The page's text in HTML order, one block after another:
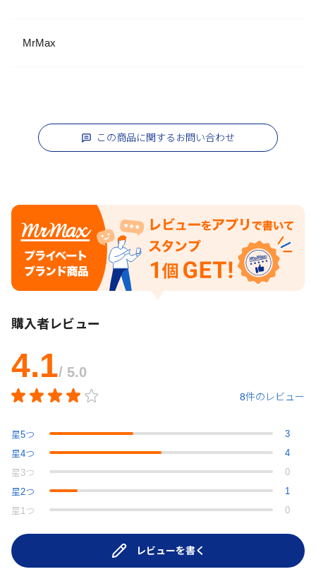
MrMax
この商品に関するお問い合わせ
購入者レビュー
4.1/ 5.0
8件のレビュー
星5つ
3
星4つ
4
星 3つ
0
星2つ
1
星 1 つ 0
レビューを書く